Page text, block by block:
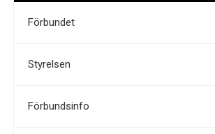
Förbundet
Styrelsen
Förbundsinfo